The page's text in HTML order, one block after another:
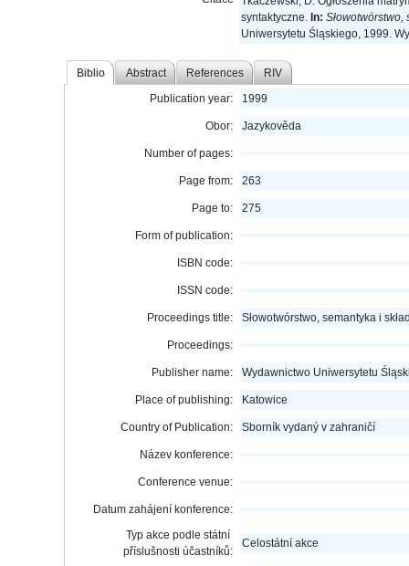
syntaktyczne. In: Słowotwórstwo,
Uniwersytetu Śląskiego, 1999.
Biblio Abstract References RIV
Publication year: 1999
Obor: Jazykověda
Number of pages:
Page from: 263
Page to: 275
Form of publication:
ISBN code:
ISSN code:
Proceedings title: Słowotwórstwo, semantyka i
Proceedings:
Publisher name: Wydawnictwo Uniwersytetu
Place of publishing: Katowice
Country of Publication: Sborník vydaný v zahraničí
Název konference:
Conference venue:
Datum zahájení konference:
Typ akce podle státní
příslušnosti účastníků:
Celostátní akce